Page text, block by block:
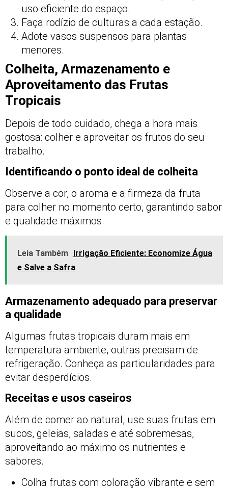
uso eficiente do espaço.
Faça rodízio de culturas a cada estação.
Adote vasos suspensos para plantas
menores.
Colheita, Armazenamento e
Aproveitamento das Frutas
Tropicais
Depois de todo cuidado, chega a hora mais
gostosa: colher e aproveitar os frutos do seu
trabalho.
Identificando o ponto ideal de colheita
Observe a cor, o aroma e a firmeza da fruta
para colher no momento certo, garantindo sabor
e qualidade máximos.
Leia Também Irrigação Eficiente: Economize Água
e Salve a Safra
Armazenamento adequado para preservar
a qualidade
Algumas frutas tropicais duram mais em
temperatura ambiente, outras precisam de
refrigeração. Conheça as particularidades para
evitar desperdícios.
Receitas e usos caseiros
Além de comer ao natural, use suas frutas em
sucos, geleias, saladas e até sobremesas,
aproveitando ao máximo os nutrientes e
sabores.
Colha frutas com coloração vibrante e sem